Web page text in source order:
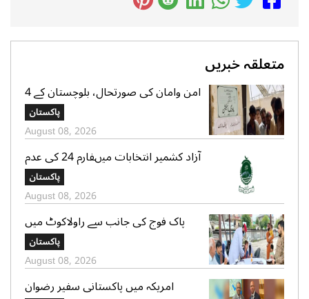
متعلقہ خبریں
امن وامان کی صورتحال، بلوچستان کے 4
بلدیاتی حلقوں میں آج ہونیوالی پولنگ
ملتوی
پاکستان
August 08, 2026
آزاد کشمیر انتخابات میںفارم 24 کی عدم
فراہمی کے دعوے بے بنیاد ہیں، الیکشن
کمیشن کی وضاحت
پاکستان
August 08, 2026
پاک فوج کی جانب سے راولاکوٹ میں
شہریوں کیلئے مفت میڈیکل کیمپس کا
انعقاد
پاکستان
August 08, 2026
امریکہ میں پاکستانی سفیر رضوان